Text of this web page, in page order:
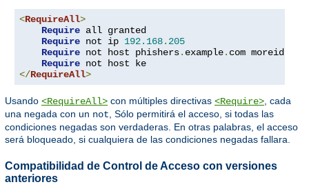
<RequireAll>
Require all granted
Require not ip 192.168. 205
Require not host phishers. example. com moreidiots
Require
</RequireAll>
Usando <RequireAll> con múltiples directivas <Require> , cada
una negada con un not , Sólo permitirá el acceso, si todas las
condiciones negadas son verdaderas. En otras palabras, el acceso
será bloqueado, si cualquiera de las condiciones negadas fallara.
Compatibilidad de Control de Acceso con versiones
anteriores